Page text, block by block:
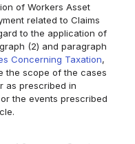
of Workers Asset
related to Claims
to the application of
(2) and paragraph
Concerning Taxation,
the scope of the cases
as prescribed in
the events prescribed